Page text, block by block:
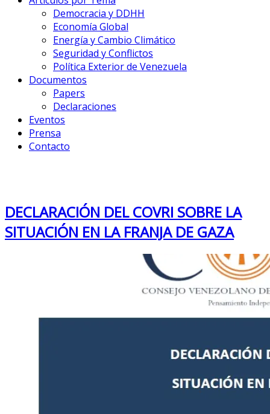
Democracia y DDHH
Economía Global
Energía y Cambio Climático
Seguridad y Conflictos
Política Exterior de Venezuela
Documentos
Papers
Declaraciones
Eventos
Prensa
Contacto
DECLARACIÓN DEL COVRI SOBRE LA
SITUACIÓN EN LA FRANJA DE GAZA